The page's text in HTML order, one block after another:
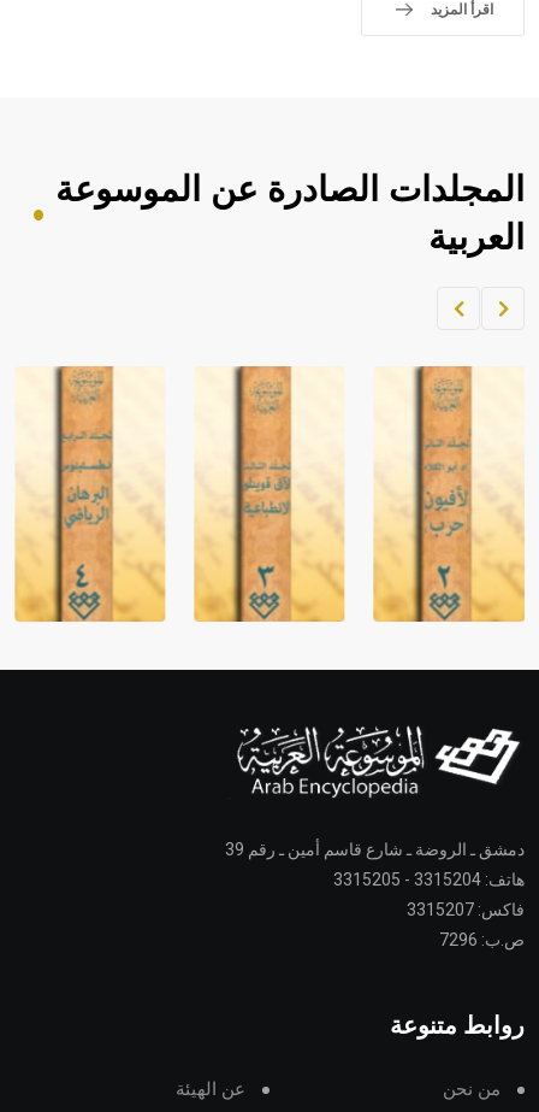
اقرأ المزيد
المجلدات الصادرة عن الموسوعة
العربية
دمشق ـ الروضة ـ شارع قاسم أمين ـ رقم 39
هاتف: 3315204 - 3315205
فاكس: 3315207
ص.ب: 7296
روابط متنوعة
من نحن عن الهيئة